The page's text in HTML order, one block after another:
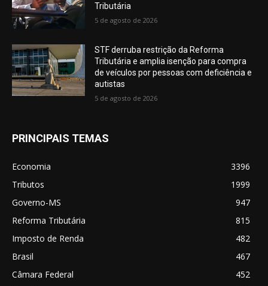
Tributária
5 de agosto de 2026
STF derruba restrição da Reforma
Tributária e amplia isenção para compra
de veículos por pessoas com deficiência e
autistas
5 de agosto de 2026
PRINCIPAIS TEMAS
Economia
3396
Tributos
1999
Governo-MS
947
Reforma Tributária
815
Imposto de Renda
482
Brasil
467
Câmara Federal
452